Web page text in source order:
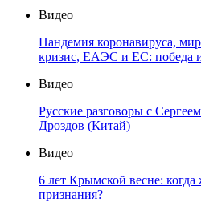
Видео
Пандемия коронавируса,
кризис, ЕАЭС и ЕС: победа
Видео
Русские разговоры с
Дроздов (Китай)
Видео
6 лет Крымской весне:
признания?